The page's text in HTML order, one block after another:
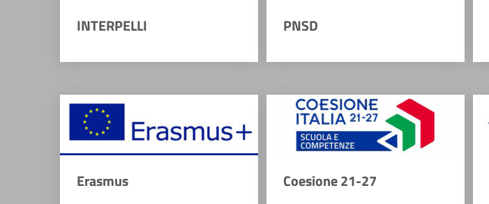
INTERPELLI PNSD
Erasmus Coesione 21-27